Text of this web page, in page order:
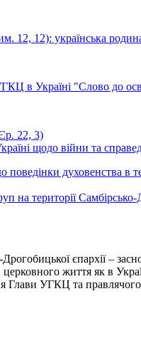
12, 12): українська
в Україні "Слово до
22, 3)
щодо війни та
духовенства в
на території
єпархії –
церковного життя як в
УГКЦ та правлячого